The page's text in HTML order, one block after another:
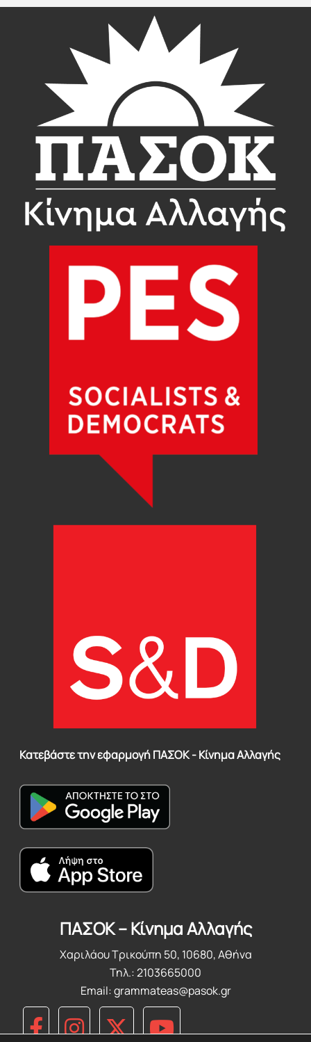
Κατεβάστε την εφαρμογή ΠΑΣΟΚ - Κίνημα Αλλαγής
ΠΑΣΟΚ – Κίνημα Αλλαγής
Χαριλάου Τρικούπη 50, 10680, Αθήνα
Τηλ.: 2103665000
Email:grammateas@pasok.gr